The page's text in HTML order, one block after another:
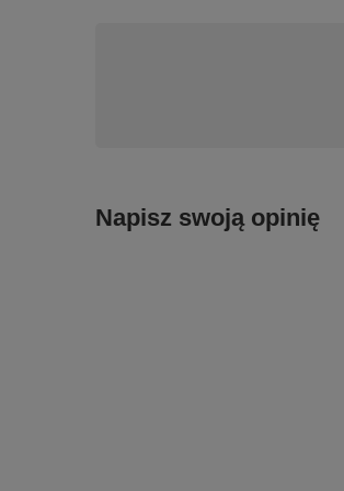
Napisz swoją opinię